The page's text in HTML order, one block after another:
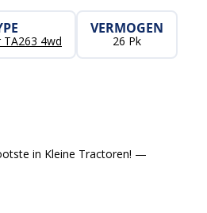
TA263 4wd
VERMOGEN
26 Pk
in Kleine Tractoren! —